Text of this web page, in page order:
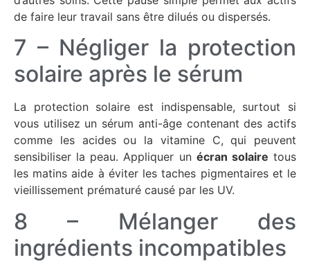
de faire leur travail sans être dilués ou dispersés.
7 – Négliger la protection
solaire après le sérum
La protection solaire est indispensable, surtout si
vous utilisez un sérum anti-âge contenant des actifs
comme les acides ou la vitamine C, qui peuvent
sensibiliser la peau. Appliquer un écran solaire tous
les matins aide à éviter les taches pigmentaires et le
vieillissement prématuré causé par les UV.
8 – Mélanger des
ingrédients incompatibles